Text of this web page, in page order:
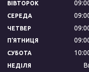
ВІВТОРОК
СЕРЕДА
ЧЕТВЕР
ПʼЯТНИЦЯ
СУБОТА
НЕДІЛЯ